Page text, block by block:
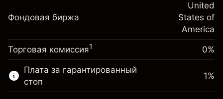
~$20,000.00
$19,000.00
овернайт
полной стоимости позиции
-0.000654
%
(-$0.13)
Размер сделки с левереджем
~$20,000.00
Средства от левереджа ~ $
Фондовая биржа
United
States of
America
Торговая комиссия1 0%
Плата за гарантированный
стоп
1%